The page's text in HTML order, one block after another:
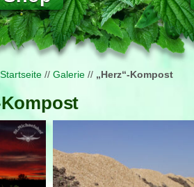
Startseite// Galerie// „Herz“-Kompost